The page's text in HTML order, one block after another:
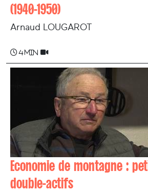
(1940-1950)
Arnaud LOUGAROT
4 min
Economie de montagne :
double-actifs